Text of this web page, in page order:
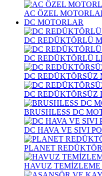
AC ÖZEL
DC MOTORLAR
DC REDÜKTÖRLÜ
DC REDÜKTÖRLÜ
DC REDÜKTÖRSÜZ
DC REDÜKTÖRSÜZ
BRUSHLESS DC
DC HAVA VE SIVI
PLANET
HAVUZ